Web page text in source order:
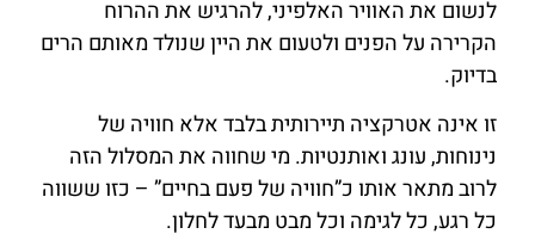
לנשום את האוויר האלפיני, להרגיש את ההרוח
הקרירה על הפנים ולטעום את היין שנולד מאותם הרים
בדיוק.
זו אינה אטרקציה תיירותית בלבד אלא חוויה של
נינוחות, עונג ואותנטיות. מי שחווה את המסלול הזה
לרוב מתאר אותו כ”חוויה של פעם בחיים” – כזו ששווה
כל רגע, כל לגימה וכל מבט מבעד לחלון.